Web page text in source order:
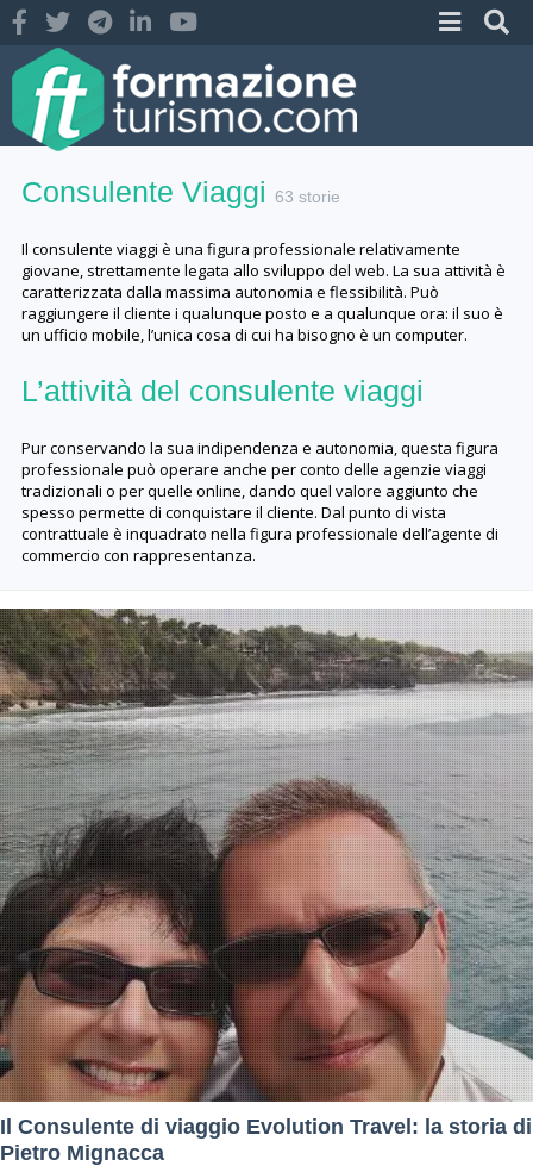
Consulente Viaggi 63 storie
Il consulente viaggi è una figura professionale relativamente
giovane, strettamente legata allo sviluppo del web. La sua attività è
caratterizzata dalla massima autonomia e flessibilità. Può
raggiungere il cliente i qualunque posto e a qualunque ora: il suo è
un ufficio mobile, l’unica cosa di cui ha bisogno è un computer.
L’attività del consulente viaggi
Pur conservando la sua indipendenza e autonomia, questa figura
professionale può operare anche per conto delle agenzie viaggi
tradizionali o per quelle online, dando quel valore aggiunto che
spesso permette di conquistare il cliente. Dal punto di vista
contrattuale è inquadrato nella figura professionale dell’agente di
commercio con rappresentanza.
Il Consulente di viaggio Evolution Travel: la storia di
Pietro Mignacca